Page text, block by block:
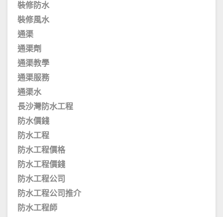
裝修防水
裝修風水
通渠
通渠劑
通渠教學
通渠服務
通渠水
長沙灣防水工程
防水價錢
防水工程
防水工程價格
防水工程價錢
防水工程公司
防水工程公司推介
防水工程師